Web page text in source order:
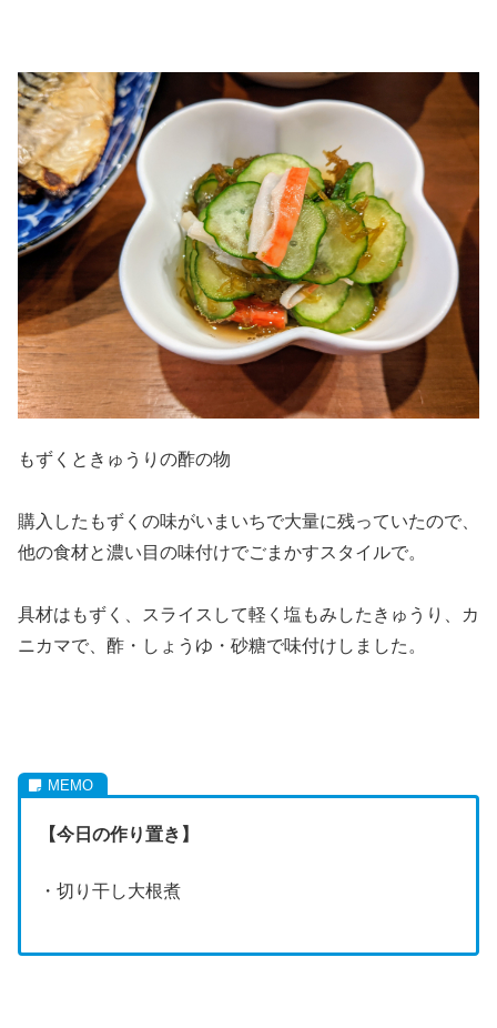
もずくときゅうりの酢の物
購入したもずくの味がいまいちで大量に残っていたので、
他の食材と濃い目の味付けでごまかすスタイルで。
具材はもずく、スライスして軽く塩もみしたきゅうり、カ
ニカマで、酢・しょうゆ・砂糖で味付けしました。
【今日の作り置き】
・切り干し大根煮